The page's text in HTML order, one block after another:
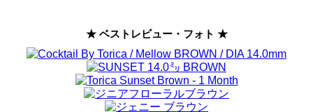
★ ベストレビュー・フォト ★